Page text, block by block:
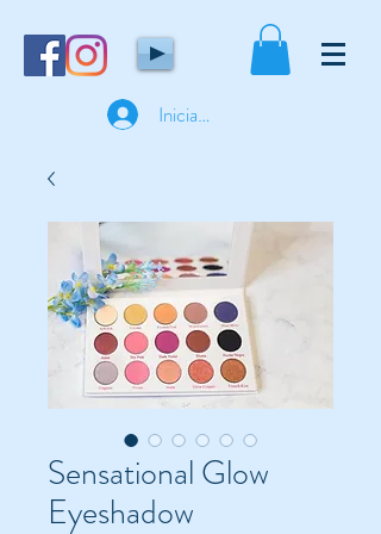
Iniciar sesión
Sensational Glow
Eyeshadow